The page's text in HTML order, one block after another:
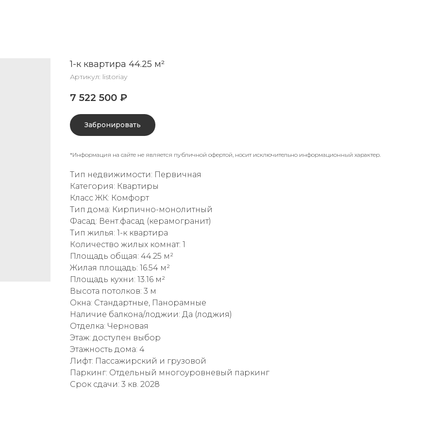
1-к квартира 44.25 м²
Артикул: listoriay
7 522 500 ₽
Забронировать
*Информация на сайте не является публичной офертой, носит исключительно информационный характер.
Тип недвижимости: Первичная
Категория: Квартиры
Класс ЖК: Комфорт
Тип дома: Кирпично-монолитный
Фасад: Вент.фасад (керамогранит)
Тип жилья: 1-к квартира
Количество жилых комнат: 1
Площадь общая: 44.25 м²
Жилая площадь: 16.54 м²
Площадь кухни: 13.16 м²
Высота потолков: 3 м
Окна: Стандартные, Панорамные
Наличие балкона/лоджии: Да (лоджия)
Отделка: Черновая
Этаж: доступен выбор
Этажность дома: 4
Лифт: Пассажирский и грузовой
Паркинг: Отдельный многоуровневый паркинг
Срок сдачи: 3 кв. 2028